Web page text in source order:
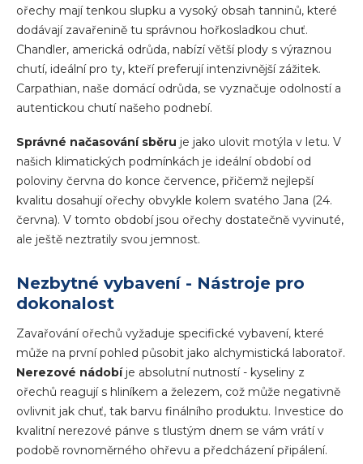
ořechy mají tenkou slupku a vysoký obsah tanninů, které
dodávají zavařenině tu správnou hořkosladkou chuť.
Chandler, americká odrůda, nabízí větší plody s výraznou
chutí, ideální pro ty, kteří preferují intenzivnější zážitek.
Carpathian, naše domácí odrůda, se vyznačuje odolností a
autentickou chutí našeho podnebí.
Správné načasování sběru je jako ulovit motýla v letu. V
našich klimatických podmínkách je ideální období od
poloviny června do konce července, přičemž nejlepší
kvalitu dosahují ořechy obvykle kolem svatého Jana (24.
června). V tomto období jsou ořechy dostatečně vyvinuté,
ale ještě neztratily svou jemnost.
Nezbytné vybavení - Nástroje pro
dokonalost
Zavařování ořechů vyžaduje specifické vybavení, které
může na první pohled působit jako alchymistická laboratoř.
Nerezové nádobíje absolutní nutností - kyseliny z
ořechů reagují s hliníkem a železem, což může negativně
ovlivnit jak chuť, tak barvu finálního produktu. Investice do
kvalitní nerezové pánve s tlustým dnem se vám vrátí v
podobě rovnoměrného ohřevu a předcházení připálení.